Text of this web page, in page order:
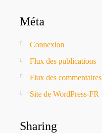
Méta
Connexion
Flux des publications
Flux des commentaires
Site de WordPress-FR
Sharing